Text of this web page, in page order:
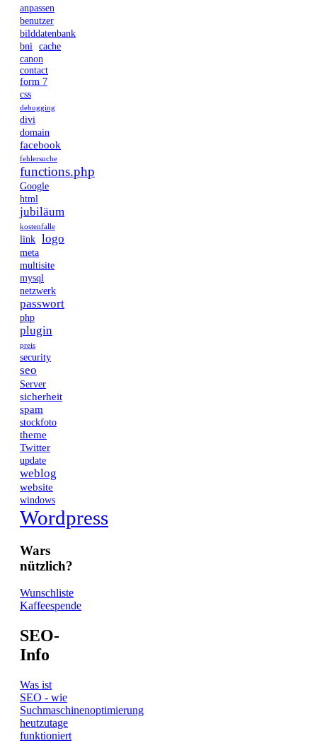
anpassen
benutzer
bilddatenbank
bni
cache
canon
contact
form 7
css
debugging
divi
domain
facebook
fehlersuche
functions.php
Google
html
jubiläum
kostenfalle
link logo
meta
multisite
mysql
netzwerk
passwort
php
plugin
preis
security
seo
Server
sicherheit
spam
stockfoto
theme
Twitter
update
weblog
website
windows
Wordpress
Wars
nützlich?
Wunschliste
Kaffeespende
SEO-
Info
Was ist
SEO - wie
Suchmaschinenoptimierung
heutzutage
funktioniert